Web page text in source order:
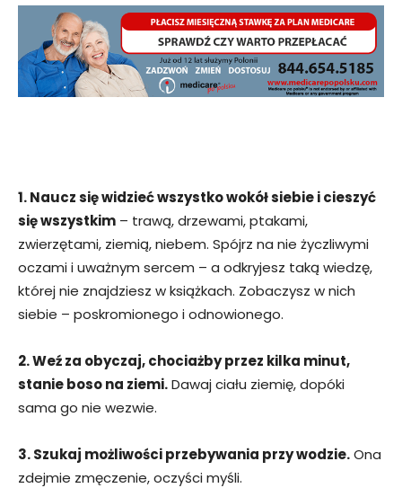
1. Naucz się widzieć wszystko wokół siebie i cieszyć
się wszystkim – trawą, drzewami, ptakami,
zwierzętami, ziemią, niebem. Spójrz na nie życzliwymi
oczami i uważnym sercem – a odkryjesz taką wiedzę,
której nie znajdziesz w książkach. Zobaczysz w nich
siebie – poskromionego i odnowionego.
2. Weź za obyczaj, chociażby przez kilka minut,
stanie boso na ziemi.Dawaj ciału ziemię, dopóki
sama go nie wezwie.
3. Szukaj możliwości przebywania przy wodzie.Ona
zdejmie zmęczenie, oczyści myśli.